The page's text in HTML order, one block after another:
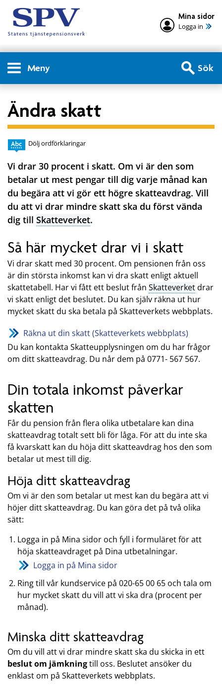
Mina sidor
Logga in
Meny Sök
Ändra skatt
Dölj ordförklaringar
Vi drar 30 procent i skatt. Om vi är den som
betalar ut mest pengar till dig varje månad kan
du begära att vi gör ett högre skatteavdrag. Vill
du att vi drar mindre skatt ska du först vända
dig till Skatteverket.
Så här mycket drar vi i skatt
Vi drar skatt med 30 procent. Om pensionen från oss
är din största inkomst kan vi dra skatt enligt aktuell
skattetabell. Har vi fått ett beslut från Skatteverketdrar
vi skatt enligt det beslutet. Du kan själv räkna ut hur
mycket skatt du ska betala på Skatteverkets webbplats.
Räkna ut din skatt (Skatteverkets webbplats)
Du kan kontakta Skatteupplysningen om du har frågor
om ditt skatteavdrag. Du når dem på 0771- 567 567.
Din totala inkomst påverkar
skatten
Får du pension från flera olika utbetalare kan dina
skatteavdrag totalt sett bli för låga. För att du inte ska
få kvarskatt kan du höja ditt skatteavdrag hos den som
betalar ut mest till dig.
Höja ditt skatteavdrag
Om vi är den som betalar ut mest kan du begära att vi
höjer ditt skatteavdrag. Du kan göra det på två olika
sätt:
Logga in på Mina sidor och fyll i formuläret för att
höja skatteavdraget på Dina utbetalningar.
Logga in på Mina sidor
Ring till vår kundservice på 020-65 00 65 och tala om
hur mycket skatt du vill att vi ska dra (procent per
månad).
Minska ditt skatteavdrag
Om du vill att vi drar mindre skatt ska du skicka in ett
beslut om jämkningtill oss. Beslutet ansöker du
enklast om på Skatteverkets webbplats.